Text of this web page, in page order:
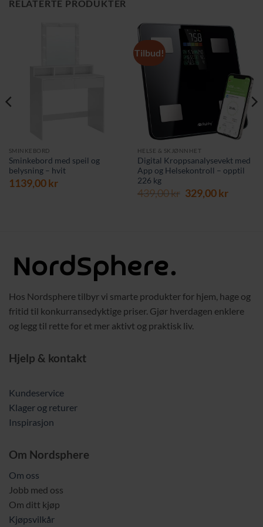
RELATERTE PRODUKTER
SMINKEBORD
Sminkebord med speil og
belysning – hvit
1139,00kr
Tilbud!
HELSE & SKJØNNHET
Digital Kroppsanalysevekt med
App og Helsekontroll – opptil
226 kg
439,00kr Opprinnelig
329,00kr
Hos Nordsphere tilbyr vi smarte produkter for hjem, hage og
fritid til konkurransedyktige priser. Gjør hverdagen enklere
og legg til rette for et mer aktivt og praktisk liv.
Hjelp & kontakt
Kundeservice
Klager og returer
Inspirasjon
Om Nordsphere
Om oss
Jobb med oss
Om ditt kjøp
Kjøpsvilkår